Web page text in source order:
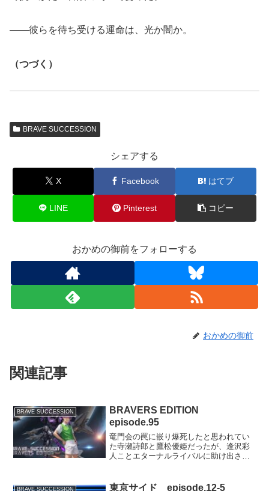
――彼らを待ち受ける運命は、光か闇か。
（つづく）
BRAVE SUCCESSION
シェアする
X Facebook はてブ
LINE Pinterest コピー
おかめの御前をフォローする
おかめの御前
関連記事
BRAVE SUCCESSION
BRAVERS EDITION
episode.95
竜門会の罠に嵌り爆死したと思われてい
た寺瀬詩郎と鷹松優姫だったが、逢沢彩
人ことエターナルライバルに助け出され
侑衣梨を助け出すため、密かに地下から
BRAVE SUCCESSION 東京サイド episode.12-5